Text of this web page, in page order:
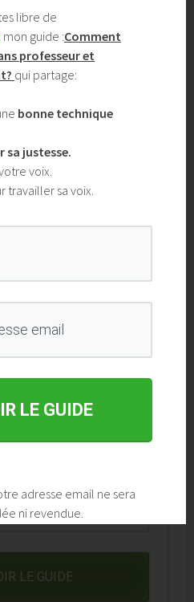
lu cet
êtes libre de
sa voix sans
chanter
apprendrez :
d'une
LE GUIDE
libre de
mon guide :Comment
professeur et
qui partage:
bonne technique
sa justesse.
voix.
travailler sa voix.
LE GUIDE
adresse email ne sera
ni revendue.